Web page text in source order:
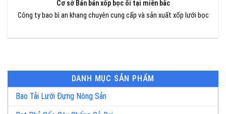
Cơ sở Bán bán xốp bọc ổi tại miền bắc
Công ty bao bì an khang chuyên cung cấp và sản xuất xốp lưới bọc
DANH MỤC SẢN PHẨM
Bao Tải Lưới Đựng Nông Sản